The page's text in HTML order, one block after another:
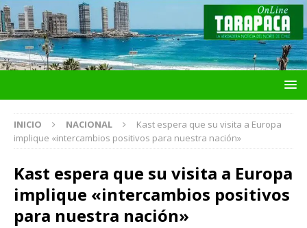
INICIO NACIONAL
Kast espera que su visita a Europa
implique «intercambios positivos para nuestra nación»
Kast espera que su visita a Europa
implique «intercambios positivos
para nuestra nación»